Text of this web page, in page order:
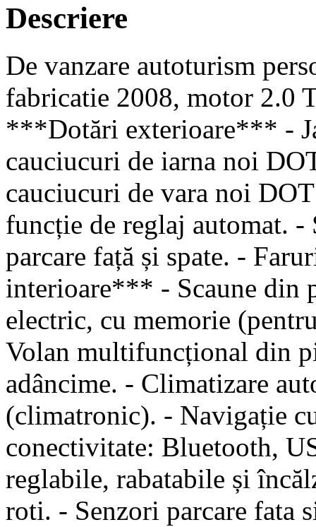
Descriere
De vanzare autoturism
fabricatie 2008, motor 2.0
***Dotări exterioare*** -
cauciucuri de iarna noi
cauciucuri de vara noi
funcție de reglaj automat.
parcare față și spate. -
interioare*** - Scaune din
electric, cu memorie
Volan multifuncțional din
adâncime. - Climatizare
(climatronic). - Navigație
conectivitate: Bluetooth,
reglabile, rabatabile și
roti. - Senzori parcare fata